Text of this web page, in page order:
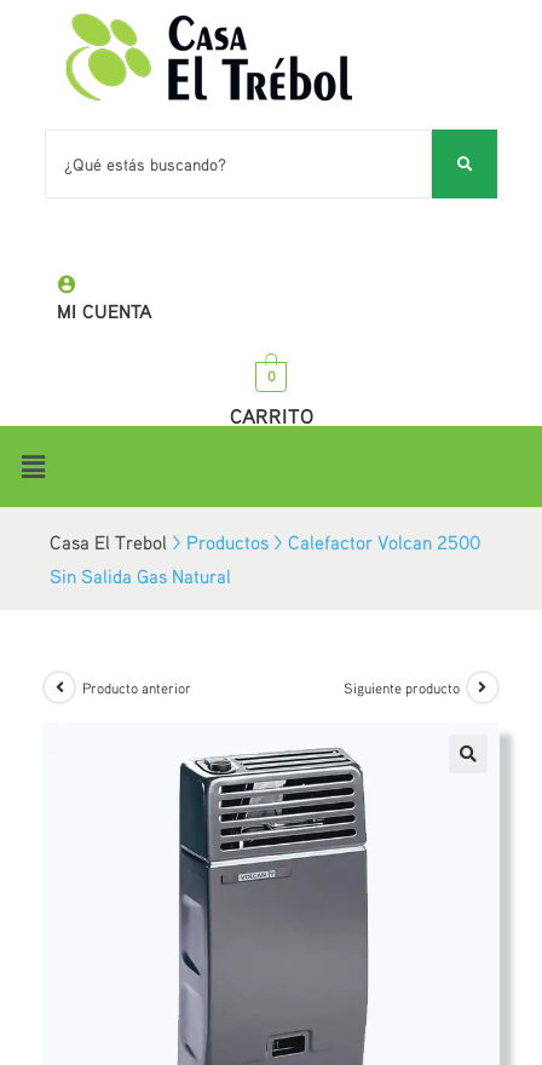
MI CUENTA
0
CARRITO
Casa El Trebol > Productos >Calefactor Volcan 2500
Sin Salida Gas Natural
Producto anterior Siguiente producto